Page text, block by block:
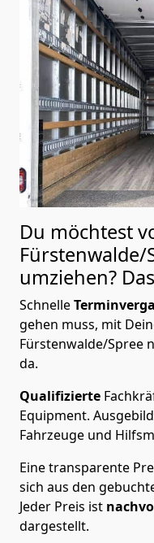
Du möchtest
Fürstenwalde/
umziehen?
Schnelle
gehen muss, mit
Fürstenwalde/Spree
da.
Qualifizierte
Equipment.
Fahrzeuge und
Eine transparente
sich aus den
Jeder Preis ist
dargestellt.